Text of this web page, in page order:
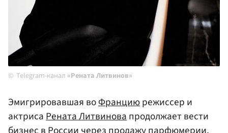
Telegram-канал «Рената Литвинов»
Эмигрировавшая воФранциюрежиссер и
актрисаРената Литвиновапродолжает вести